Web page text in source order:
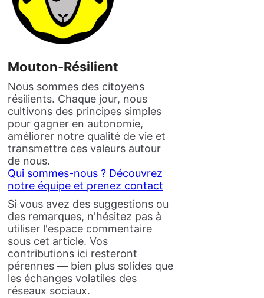
Mouton-Résilient
Nous sommes des citoyens
résilients. Chaque jour, nous
cultivons des principes simples
pour gagner en autonomie,
améliorer notre qualité de vie et
transmettre ces valeurs autour
de nous.
Qui sommes-nous ? Découvrez
notre équipe et prenez contact
Si vous avez des suggestions ou
des remarques, n'hésitez pas à
utiliser l'espace commentaire
sous cet article. Vos
contributions ici resteront
pérennes — bien plus solides que
les échanges volatiles des
réseaux sociaux.